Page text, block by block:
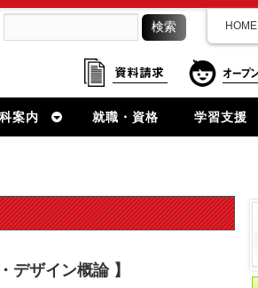
HOME
案内 就職・資格 学習支援
デザイン概論 】